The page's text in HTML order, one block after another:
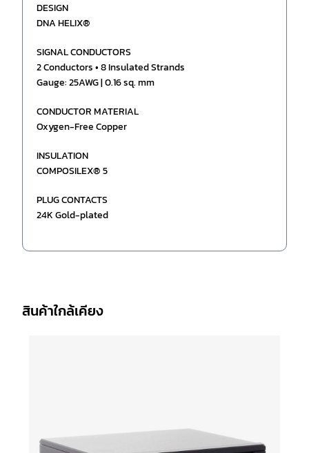
DESIGN
DNA HELIX®
SIGNAL CONDUCTORS
2 Conductors • 8 Insulated Strands
Gauge: 25AWG | 0.16 sq. mm
CONDUCTOR MATERIAL
Oxygen-Free Copper
INSULATION
COMPOSILEX® 5
PLUG CONTACTS
24K Gold-plated
สินค้าใกล้เคียง